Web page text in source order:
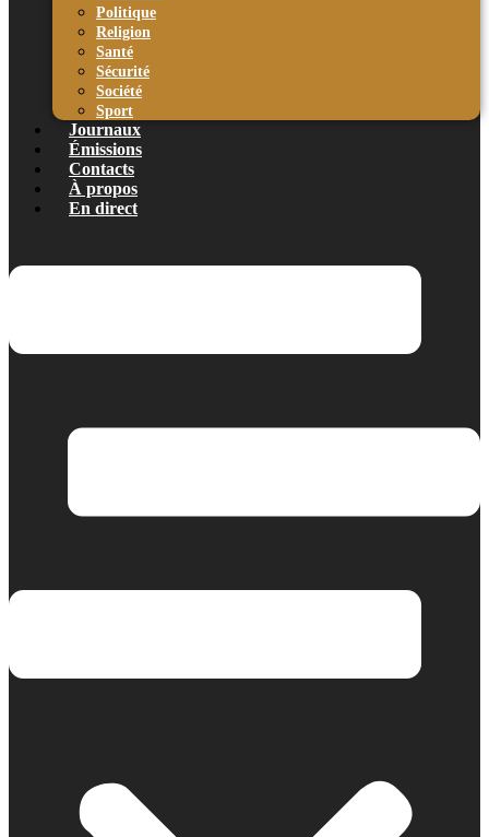
Politique
Religion
Santé
Sécurité
Société
Sport
Journaux
Émissions
Contacts
À propos
En direct